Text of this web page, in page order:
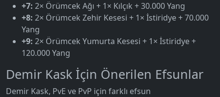
+7: 2× Örümcek Ağı + 1× Kılçık + 30.000 Yang
+8: 2× Örümcek Zehir Kesesi + 1× İstiridye + 70.000
Yang
+9: 2× Örümcek Yumurta Kesesi + 1× İstiridye +
120.000 Yang
Demir Kask İçin Önerilen Efsunlar
Demir Kask, PvE ve PvP için farklı efsun